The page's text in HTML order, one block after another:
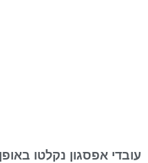
עובדי אפסגון נקלטו